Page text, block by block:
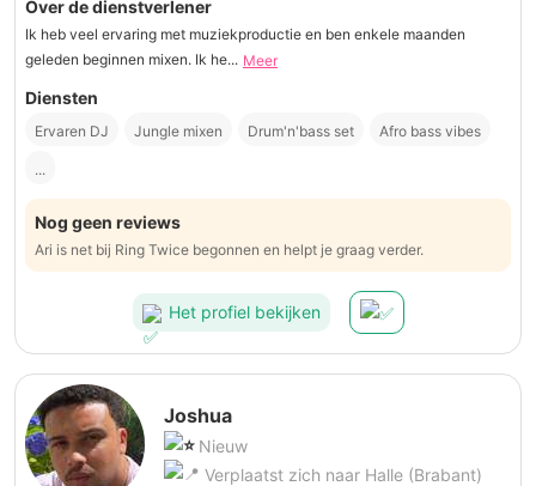
Over de dienstverlener
Ik heb veel ervaring met muziekproductie en ben enkele maanden
geleden beginnen mixen. Ik he... Meer
Diensten
Ervaren DJ Jungle mixen Drum'n'bass set Afro bass vibes
...
Nog geen reviews
Ari is net bij Ring Twice begonnen en helpt je graag verder.
Het profiel bekijken
Joshua
Nieuw
Verplaatst zich naar Halle (Brabant)